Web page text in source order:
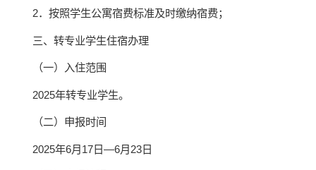
2．按照学生公寓宿费标准及时缴纳宿费；
三、转专业学生住宿办理
（一）入住范围
2025年转专业学生。
（二）申报时间
2025年6月17日—6月23日